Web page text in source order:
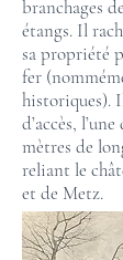
branchages
étangs. Il
sa propriété
fer
historiques).
d’accès,
mètres de
reliant le
et de Metz.